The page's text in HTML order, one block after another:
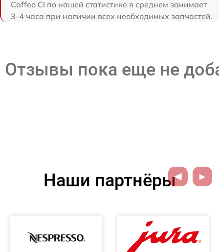
Caffeo CI по нашей статистике в среднем занимает
3-4 часа при наличии всех необходимых запчастей.
Отзывы пока еще не
Наши партнёры